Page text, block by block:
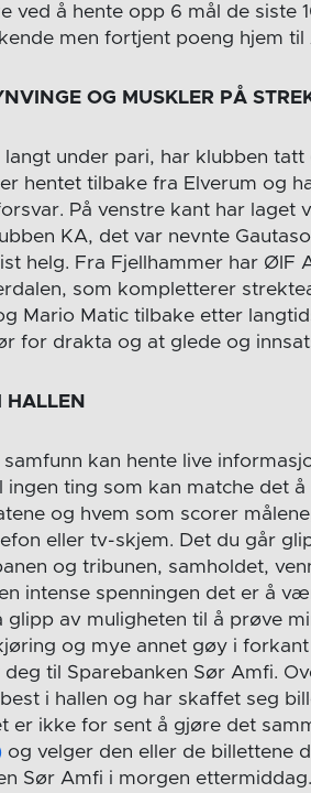
ved å hente opp 6 mål de siste
men fortjent poeng hjem
OG MUSKLER PÅ
langt under pari, har klubben
hentet tilbake fra Elverum og
På venstre kant har
KA, det var nevnte
helg. Fra Fjellhammer har ØIF
som kompletterer
Mario Matic tilbake etter
for drakta og at glede og
HALLEN
kan hente live
ting som kan matche det
og hvem som scorer
eller tv-skjem. Det du går
og tribunen, samholdet,
intense spenningen det er å
glipp av muligheten til å prøve
og mye annet gøy i
til Sparebanken Sør Amfi.
i hallen og har skaffet seg
er ikke for sent å gjøre det
og velger den eller de billettene
Sør Amfi i morgen